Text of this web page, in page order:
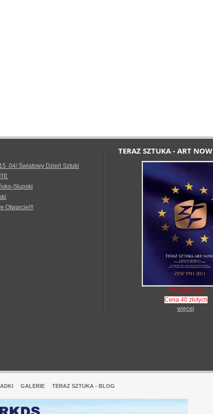
.04/ Światowy Dzień Sztuki
Słupski
Otwarcie!!!
TERAZ SZTUKA - ART NOW
PROMOCJA!
Cena 40 złotych
więcej
GALERIE TERAZ SZTUKA - BLOG